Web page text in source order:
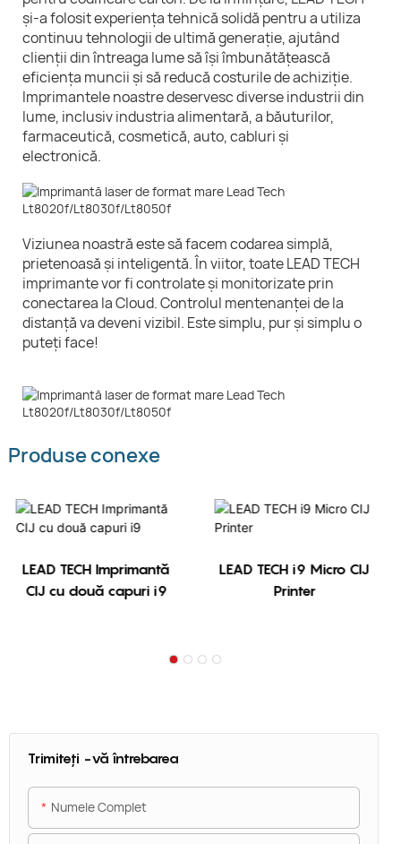
și-a folosit experiența tehnică solidă pentru a utiliza
continuu tehnologii de ultimă generație, ajutând
clienții din întreaga lume să își îmbunătățească
eficiența muncii și să reducă costurile de achiziție.
Imprimantele noastre deservesc diverse industrii din
lume, inclusiv industria alimentară, a băuturilor,
farmaceutică, cosmetică, auto, cabluri și
electronică.
Viziunea noastră este să facem codarea simplă,
prietenoasă și inteligentă. În viitor, toate LEAD TECH
imprimante vor fi controlate și monitorizate prin
conectarea la Cloud. Controlul mentenanței de la
distanță va deveni vizibil. Este simplu, pur și simplu o
puteți face!
Produse conexe
LEAD TECH Imprimantă
CIJ cu două capuri i9
LEAD TECH i9 Micro CIJ
Printer
Trimiteți -vă întrebarea
Numele Complet